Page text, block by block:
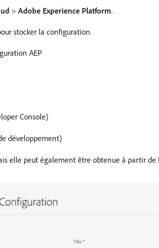
> Adobe Experience Platform.
stocker la configuration.
AEP
Console)
développement)
elle peut également être obtenue à partir de